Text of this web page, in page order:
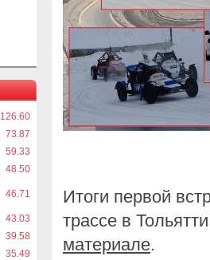
126.60
73.87
59.33
48.50
46.71
43.03
39.58
35.49
Итоги первой
трассе в
материале.